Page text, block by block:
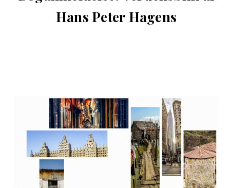
Hans Peter Hagens